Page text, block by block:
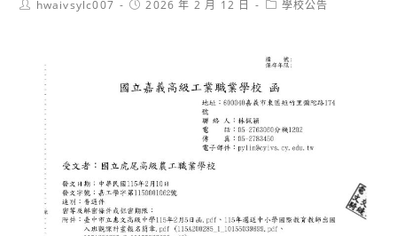
Posthwaivsylc007
Post2026 年 2 月 12 日
Post學校公告